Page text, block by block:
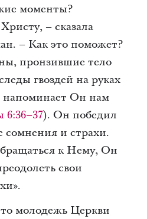
моменты?
– сказала
– Как это поможет?
пронзившие тело
гвоздей на руках
напоминает Он нам
6:36–37). Он победил
сомнения и страхи.
к Нему, Он
свои
молодежь Церкви